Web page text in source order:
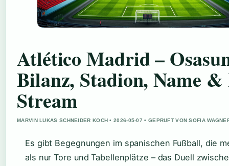
Atlético Madrid –
Bilanz, Stadion, Name
Stream
MARVIN LUKAS SCHNEIDER KOCH • 2026-05-07 • GEPRUFT VON SOFIA
Es gibt Begegnungen im spanischen Fußball, die
als nur Tore und Tabellenplätze – das Duell